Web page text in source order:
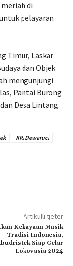
di
pelayaran
Timur, Laskar
dan Objek
mengunjungi
Pantai Burong
Desa Lintang.
KRI Dewaruci
Artikulli tjetër
Kekayaan Musik
Tradisi Indonesia,
Siap Gelar
Lokovasia 2024